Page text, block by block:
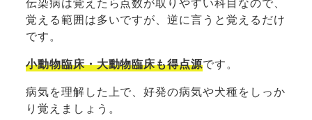
覚える範囲は多いですが、逆に言うと覚えるだけ
です。
小動物臨床・大動物臨床も得点源です。
病気を理解した上で、好発の病気や犬種をしっか
り覚えましょう。